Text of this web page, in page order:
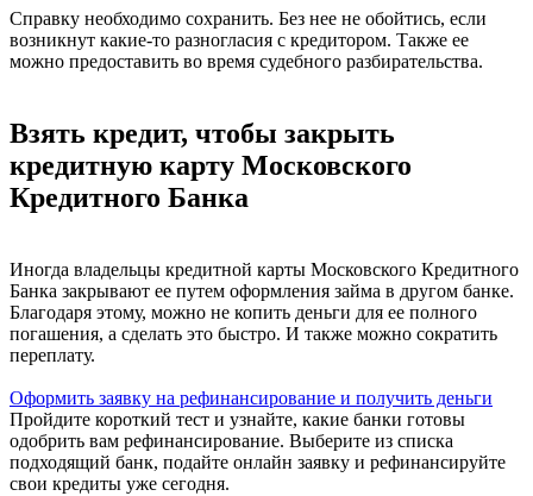
Справку необходимо сохранить. Без нее не обойтись, если
возникнут какие-то разногласия с кредитором. Также ее
можно предоставить во время судебного разбирательства.
Взять кредит, чтобы закрыть
кредитную карту Московского
Кредитного Банка
Иногда владельцы кредитной карты Московского Кредитного
Банка закрывают ее путем оформления займа в другом банке.
Благодаря этому, можно не копить деньги для ее полного
погашения, а сделать это быстро. И также можно сократить
переплату.
Оформить заявку на рефинансирование и получить деньги
Пройдите короткий тест и узнайте, какие банки готовы
одобрить вам рефинансирование. Выберите из списка
подходящий банк, подайте онлайн заявку и рефинансируйте
свои кредиты уже сегодня.